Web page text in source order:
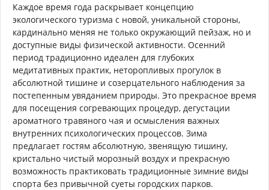
Каждое время года раскрывает концепцию
экологического туризма с новой, уникальной стороны,
кардинально меняя не только окружающий пейзаж, но и
доступные виды физической активности. Осенний
период традиционно идеален для глубоких
медитативных практик, неторопливых прогулок в
абсолютной тишине и созерцательного наблюдения за
постепенным увяданием природы. Это прекрасное время
для посещения согревающих процедур, дегустации
ароматного травяного чая и осмысления важных
внутренних психологических процессов. Зима
предлагает гостям абсолютную, звенящую тишину,
кристально чистый морозный воздух и прекрасную
возможность практиковать традиционные зимние виды
спорта без привычной суеты городских парков.